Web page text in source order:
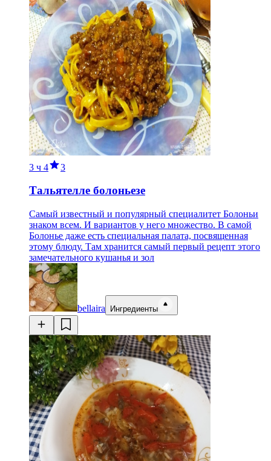
3 ч 4 3
Тальятелле болоньезе
Самый известный и популярный специалитет Болоньи
знаком всем. И вариантов у него множество. В самой
Болонье даже есть специальная палата, посвященная
этому блюду. Там хранится самый первый рецепт этого
замечательного кушанья и зол
bellaira Ингредиенты